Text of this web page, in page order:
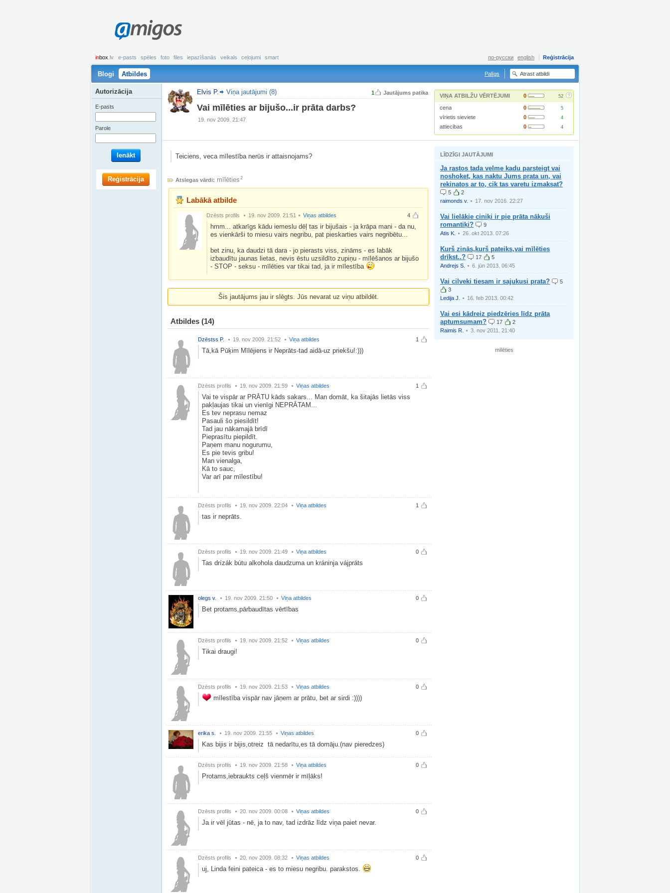
amigos
inbox .lv e-pasts spēles foto files iepazīšanās veikals ceļojumi smart Reģistrācija
по-русски english
Blogi Atbildes Palīgs
1 Jautājums patika
Elvis P. Viņa jautājumi (8)
Vai mīlēties ar bijušo...ir prāta darbs?
19. nov 2009. 21:47
VIŅA ATBILŽU VĒRTĒJUMI 0 52 ?
cena 0 5
vīrietis sieviete 0 4
attiecibas 0 4
Teiciens, veca mīlestība nerūs ir attaisnojams?
Atslegas vārdi: mīlēties 2
Labākā atbilde
4
Dzēsts profils 19. nov 2009. 21:51 Viņas atbildes
hmm... atkarīgs kādu iemeslu dēļ tas ir bijušais - ja krāpa mani - da nu,
es vienkārši to miesu vairs negribu, pat pieskarties vairs negribētu...
bet zinu, ka daudzi tā dara - jo pierasts viss, zināms - es labāk
izbaudītu jaunas lietas, nevis ēstu uzsildīto zupiņu - mīlēšanos ar bijušo
- STOP - seksu - mīlēties var tikai tad, ja ir mīlestība
Šis jautājums jau ir slēgts. Jūs nevarat uz viņu atbildēt.
Atbildes (14)
1
Dzēstss P. 19. nov 2009. 21:52 Viņa atbildes
Tā,kā Pūķim Mīlējiens ir Neprāts-tad aidā-uz priekšu!:)))
1
Dzēsts profils 19. nov 2009. 21:59 Viņas atbildes
Vai te vispār ar PRĀTU kāds sakars... Man domāt, ka šitajās lietās viss
pakļaujas tikai un vienīgi NEPRĀTAM...
Es tev neprasu nemaz
Pasauli šo piesildīt!
Tad jau nākamajā brīdī
Pieprasītu piepildīt.
Paņem manu nogurumu,
Es pie tevis gribu!
Man vienalga,
Kā to sauc,
Var arī par mīlestību!
1
Dzēsts profils 19. nov 2009. 22:04 Viņa atbildes
tas ir neprāts.
0
Dzēsts profils 19. nov 2009. 21:49 Viņa atbildes
Tas drízák bútu alkohola daudzuma un kráninja vájpráts
0
olegs v. 19. nov 2009. 21:50 Viņa atbildes
Bet protams,pārbaudītas vērtības
0
Dzēsts profils 19. nov 2009. 21:52 Viņas atbildes
Tikai draugi!
0
Dzēsts profils 19. nov 2009. 21:53 Viņas atbildes
mīlestība vispār nav jāņem ar prātu, bet ar sirdi :))))
0
erika s. 19. nov 2009. 21:55 Viņas atbildes
Kas bijis ir bijis,otreiz tā nedarītu,es tā domāju.(nav pieredzes)
0
Dzēsts profils 19. nov 2009. 21:58 Viņa atbildes
Protams,iebraukts ceļš vienmēr ir mīļāks!
0
Dzēsts profils 20. nov 2009. 00:08 Viņas atbildes
Ja ir vēl jūtas - nē, ja to nav, tad izdrāz līdz viņa paiet nevar.
0
Dzēsts profils 20. nov 2009. 08:32 Viņas atbildes
uj, Linda feini pateica - es to miesu negribu. parakstos.
LĪDZĪGI JAUTĀJUMI
Ja rastos tada velme kadu parsteigt vai
noshoket, kas naktu Jums prata un, vai
rekinatos ar to, cik tas varetu izmaksat?
5
2
raimonds v.
17. nov 2016. 22:27
Vai lielākie ciniķi ir pie prāta nākuši
romantiķi?
9
Atis K.
26. okt 2013. 07:26
Kurš zinās,kurš pateiks,vai mīlēties
drīkst..?
17
5
Andrejs S.
6. jūn 2013. 06:45
Vai cilveki tiesam ir sajukusi prata?
5
3
Ledija J.
16. feb 2013. 00:42
Vai esi kādreiz piedzēries līdz prāta
aptumsumam?
17
2
Raimis R.
3. nov 2011. 21:40
mīlēties
Autorizācija
E-pasts
Parole
Ienākt
Reģistrācija